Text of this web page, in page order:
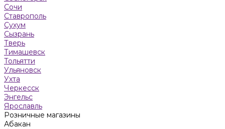
Сочи
Ставрополь
Сухум
Сызрань
Тверь
Тимашевск
Тольятти
Ульяновск
Ухта
Черкесск
Энгельс
Ярославль
Розничные магазины
Абакан